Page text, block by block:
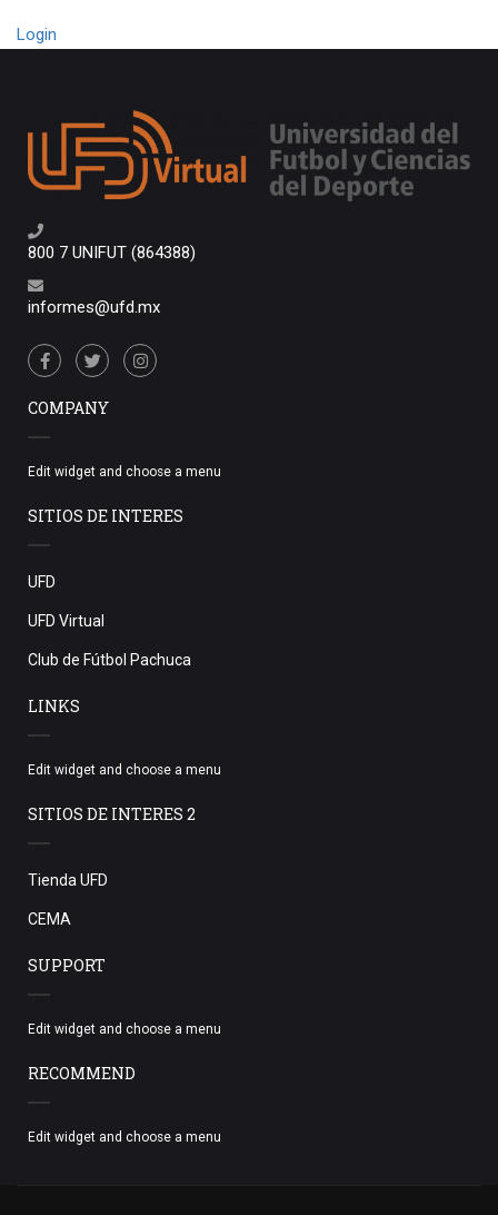
Login
800 7 UNIFUT (864388)
informes@ufd.mx
COMPANY
Edit widget and choose a menu
SITIOS DE INTERES
UFD
UFD Virtual
Club de Fútbol Pachuca
LINKS
Edit widget and choose a menu
SITIOS DE INTERES 2
Tienda UFD
CEMA
SUPPORT
Edit widget and choose a menu
RECOMMEND
Edit widget and choose a menu